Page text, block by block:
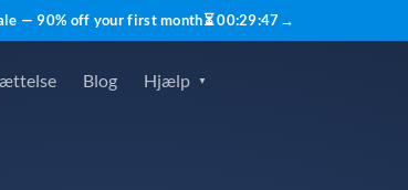
— 90% off your first month⏳00:29:45→
Blog Hjælp